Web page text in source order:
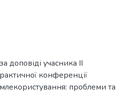
доповіді учасника ІІ
конференції
проблеми та